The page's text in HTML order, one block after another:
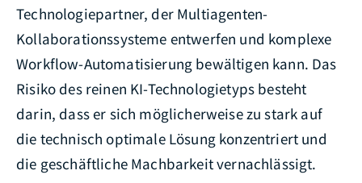
Technologiepartner, der Multiagenten-
Kollaborationssysteme entwerfen und komplexe
Workflow-Automatisierung bewältigen kann. Das
Risiko des reinen KI-Technologietyps besteht
darin, dass er sich möglicherweise zu stark auf
die technisch optimale Lösung konzentriert und
die geschäftliche Machbarkeit vernachlässigt.